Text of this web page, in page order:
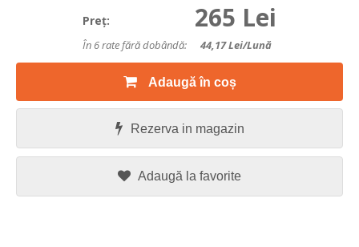
Preţ: 265 Lei
În 6 rate fără dobândă: 44,17Lei/lună
Adaugă în coș
Rezerva in magazin
Adaugă la favorite